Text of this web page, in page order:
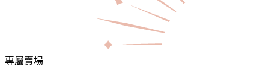
專屬賣場